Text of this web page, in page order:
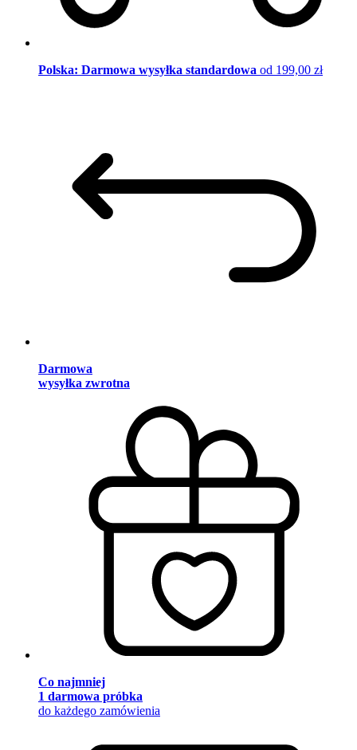
Polska: Darmowa wysyłka standardowa od 199,00 zł
Darmowa
wysyłka zwrotna
Co najmniej
1 darmowa próbka
do każdego zamówienia